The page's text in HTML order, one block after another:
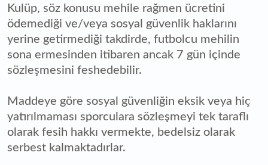
Kulüp, söz konusu mehile rağmen ücretini
ödemediği ve/veya sosyal güvenlik haklarını
yerine getirmediği takdirde, futbolcu mehilin
sona ermesinden itibaren ancak 7 gün içinde
sözleşmesini feshedebilir.
Maddeye göre sosyal güvenliğin eksik veya hiç
yatırılmaması sporculara sözleşmeyi tek taraflı
olarak fesih hakkı vermekte, bedelsiz olarak
serbest kalmaktadırlar.